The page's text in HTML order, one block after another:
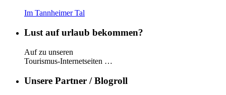
Im Tannheimer Tal
Lust auf urlaub bekommen?
Auf zu unseren
Tourismus-Internetseiten …
Unsere Partner / Blogroll